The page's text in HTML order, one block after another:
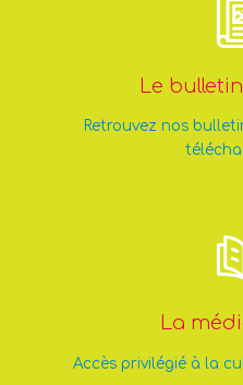
Le
Retrouvez nos
La
Accès privilégié à la